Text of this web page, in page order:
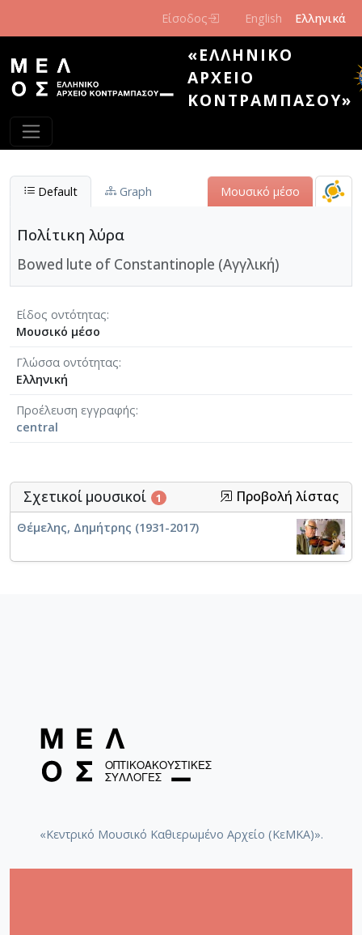
Είσοδος English Ελληνικά
«ΕΛΛΗΝΙΚΌ
ΑΡΧΕΊΟ
ΚΟΝΤΡΑΜΠΆΣΟΥ»
Default Graph Μουσικό μέσο
Πολίτικη λύρα
Bowed lute of Constantinople (Αγγλική)
Είδος οντότητας
Μουσικό μέσο
Γλώσσα οντότητας
Ελληνική
Προέλευση εγγραφής
central
Σχετικοί μουσικοί 1 Προβολή λίστας
Θέμελης, Δημήτρης (1931-2017)
«Κεντρικό Μουσικό Καθιερωμένο Αρχείο (ΚεΜΚΑ)».